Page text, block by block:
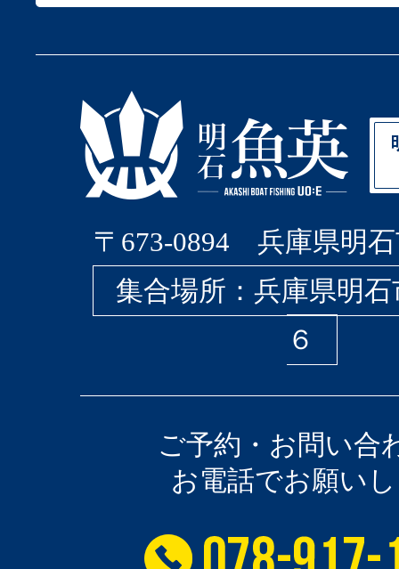
〒673-0894 兵庫県明石
集合場所：兵庫県明
６
ご予約・お問い合
お電話でお願い